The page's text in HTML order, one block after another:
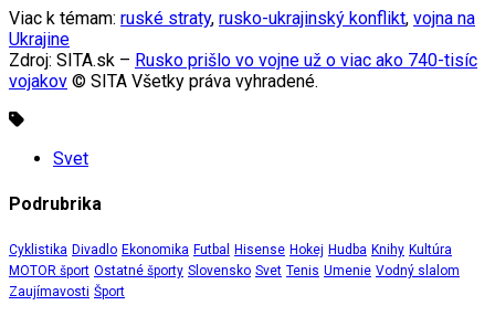
Viac k témam: ruské straty, rusko-ukrajinský konflikt, vojna na
Ukrajine
Zdroj: SITA.sk – Rusko prišlo vo vojne už o viac ako 740-tisíc
vojakov © SITA Všetky práva vyhradené.
Svet
Podrubrika
Cyklistika Divadlo Ekonomika Futbal Hisense Hokej Hudba Knihy Kultúra
MOTOR šport Ostatné športy Slovensko Svet Tenis Umenie Vodný slalom
Zaujímavosti Šport